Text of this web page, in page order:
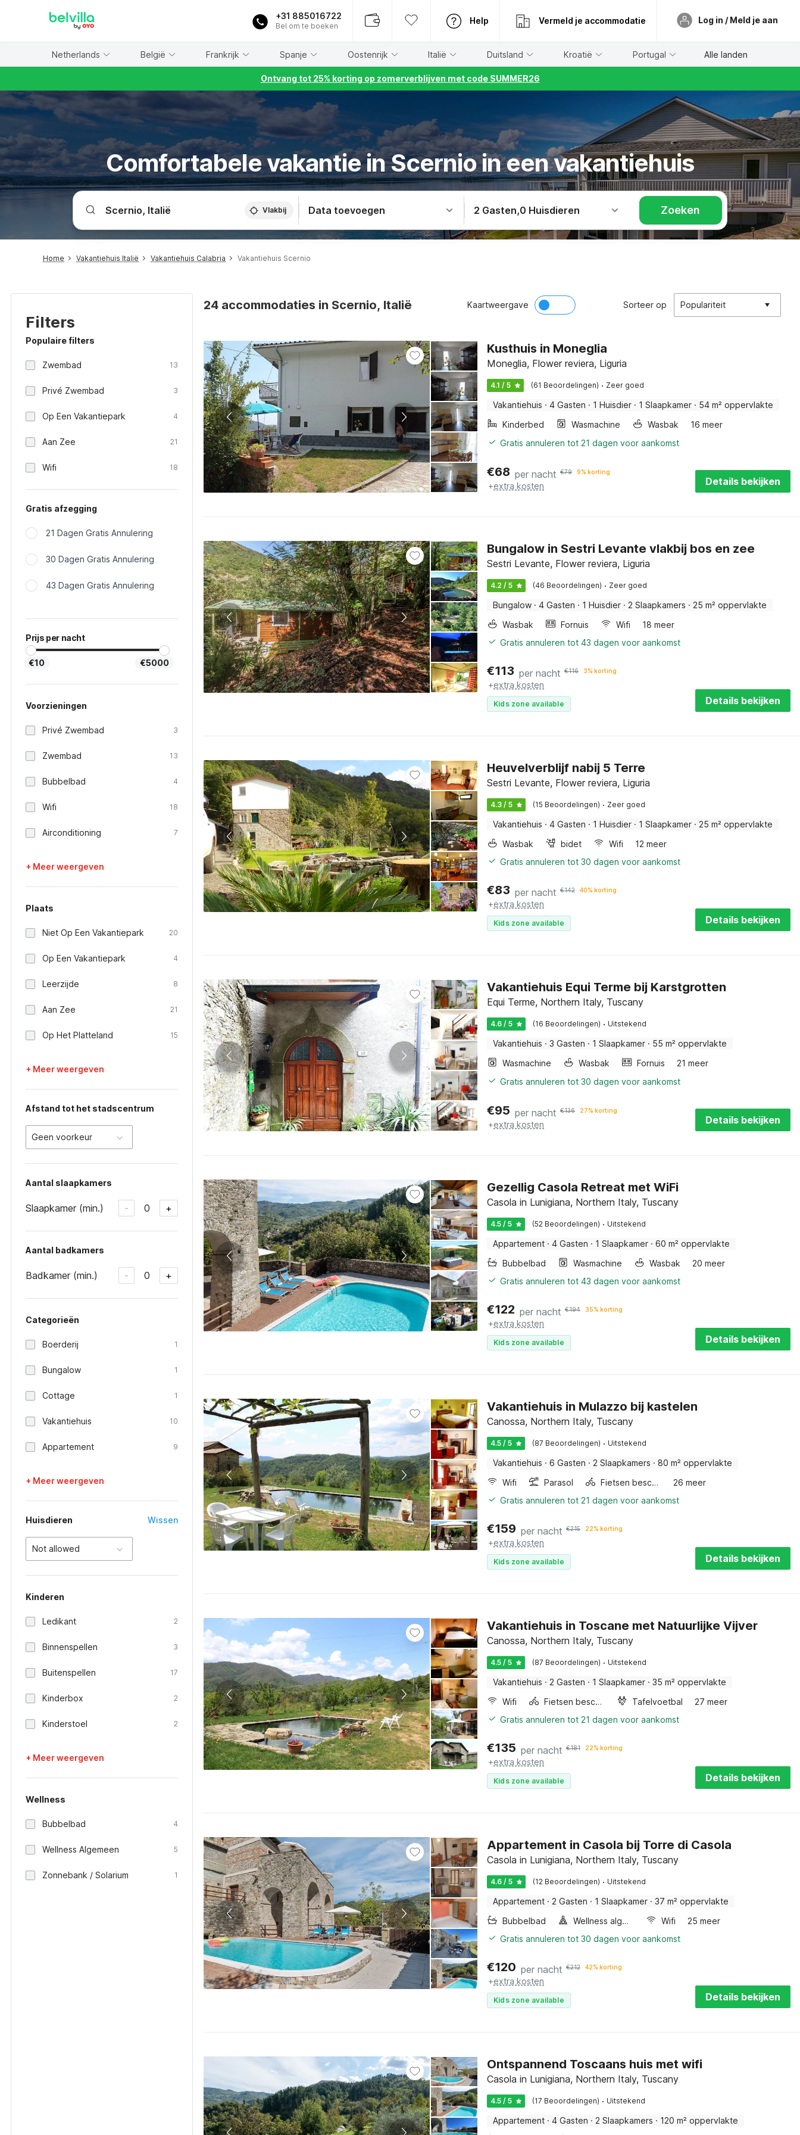
+31 885016722
Bel om te boeken
Help Vermeld je accommodatie Log in / Meld je aan
Netherlands België Frankrijk Spanje Oostenrijk Italië Duitsland Kroatië Portugal Alle landen
Ontvang tot 25% korting op zomerverblijven met code SUMMER26
Comfortabele vakantie in Scernio in een vakantiehuis
Vlakbij Data toevoegen 2 Gasten,0 Huisdieren Zoeken
Home Vakantiehuis Italië Vakantiehuis Calabria Vakantiehuis Scernio
Filters
Populaire filters
Zwembad 13
Privé Zwembad 3
Op Een Vakantiepark 4
Aan Zee 21
Wifi 18
Gratis afzegging
21 Dagen Gratis Annulering
30 Dagen Gratis Annulering
43 Dagen Gratis Annulering
Prijs per nacht
€10 €5000
Voorzieningen
Privé Zwembad 3
Zwembad 13
Bubbelbad 4
Wifi 18
Airconditioning 7
+ Meer weergeven
Plaats
Niet Op Een Vakantiepark 20
Op Een Vakantiepark 4
Leerzijde 8
Aan Zee 21
Op Het Platteland 15
+ Meer weergeven
Afstand tot het stadscentrum
Geen voorkeur
Aantal slaapkamers
Slaapkamer (min.) - 0 +
Aantal badkamers
Badkamer (min.) - 0 +
Categorieën
Boerderij 1
Bungalow 1
Cottage 1
Vakantiehuis 10
Appartement 9
+ Meer weergeven
Huisdieren Wissen
Not allowed
Kinderen
Ledikant 2
Binnenspellen 3
Buitenspellen 17
Kinderbox 2
Kinderstoel 2
+ Meer weergeven
Wellness
Bubbelbad 4
Wellness Algemeen 5
Zonnebank / Solarium 1
24 accommodaties in Scernio, Italië Kaartweergave Sorteer op Populariteit
Kusthuis in Moneglia
Moneglia, Flower reviera, Liguria
4.1 / 5 (61 Beoordelingen) · Zeer goed
Vakantiehuis · 4 Gasten · 1 Huisdier · 1 Slaapkamer · 54 m² oppervlakte
Kinderbed
Wasmachine Wasbak
16 meer
Gratis annuleren tot 21 dagen voor aankomst
€68 per nacht €79 9% korting
+extra kosten Details bekijken
Bungalow in Sestri Levante vlakbij bos en zee
Sestri Levante, Flower reviera, Liguria
4.2 / 5 (46 Beoordelingen) · Zeer goed
Bungalow · 4 Gasten · 1 Huisdier · 2 Slaapkamers · 25 m² oppervlakte
Wasbak
Fornuis Wifi
18 meer
Gratis annuleren tot 43 dagen voor aankomst
€113 per nacht €116 3% korting
+extra kosten
Kids zone available Details bekijken
Heuvelverblijf nabij 5 Terre
Sestri Levante, Flower reviera, Liguria
4.3 / 5 (15 Beoordelingen) · Zeer goed
Vakantiehuis · 4 Gasten · 1 Huisdier · 1 Slaapkamer · 25 m² oppervlakte
Wasbak
bidet Wifi
12 meer
Gratis annuleren tot 30 dagen voor aankomst
€83 per nacht €142 40% korting
+extra kosten
Kids zone available Details bekijken
Vakantiehuis Equi Terme bij Karstgrotten
Equi Terme, Northern Italy, Tuscany
4.6 / 5 (16 Beoordelingen) · Uitstekend
Vakantiehuis · 3 Gasten · 1 Slaapkamer · 55 m² oppervlakte
Wasmachine
Wasbak Fornuis
21 meer
Gratis annuleren tot 30 dagen voor aankomst
€95 per nacht €136 27% korting
+extra kosten Details bekijken
Gezellig Casola Retreat met WiFi
Casola in Lunigiana, Northern Italy, Tuscany
4.5 / 5 (52 Beoordelingen) · Uitstekend
Appartement · 4 Gasten · 1 Slaapkamer · 60 m² oppervlakte
Bubbelbad
Wasmachine Wasbak
20 meer
Gratis annuleren tot 43 dagen voor aankomst
€122 per nacht €194 35% korting
+extra kosten
Kids zone available Details bekijken
Vakantiehuis in Mulazzo bij kastelen
Canossa, Northern Italy, Tuscany
4.5 / 5 (87 Beoordelingen) · Uitstekend
Vakantiehuis · 6 Gasten · 2 Slaapkamers · 80 m² oppervlakte
Wifi
Parasol Fietsen beschikbaar
26 meer
Gratis annuleren tot 21 dagen voor aankomst
€159 per nacht €215 22% korting
+extra kosten
Kids zone available Details bekijken
Vakantiehuis in Toscane met Natuurlijke Vijver
Canossa, Northern Italy, Tuscany
4.5 / 5 (87 Beoordelingen) · Uitstekend
Vakantiehuis · 2 Gasten · 1 Slaapkamer · 35 m² oppervlakte
Wifi
Fietsen beschikbaar Tafelvoetbal
27 meer
Gratis annuleren tot 21 dagen voor aankomst
€135 per nacht €181 22% korting
+extra kosten
Kids zone available Details bekijken
Appartement in Casola bij Torre di Casola
Casola in Lunigiana, Northern Italy, Tuscany
4.6 / 5 (12 Beoordelingen) · Uitstekend
Appartement · 2 Gasten · 1 Slaapkamer · 37 m² oppervlakte
Bubbelbad
Wellness algemeen Wifi
25 meer
Gratis annuleren tot 30 dagen voor aankomst
€120 per nacht €212 42% korting
+extra kosten
Kids zone available Details bekijken
Ontspannend Toscaans huis met wifi
Casola in Lunigiana, Northern Italy, Tuscany
4.5 / 5 (17 Beoordelingen) · Uitstekend
Appartement · 4 Gasten · 2 Slaapkamers · 120 m² oppervlakte